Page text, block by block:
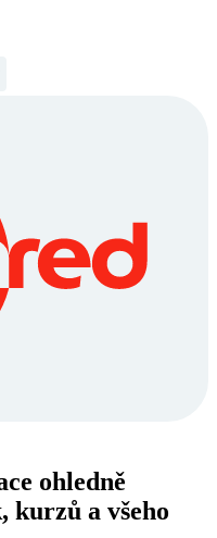
ohledně
kurzů a všeho